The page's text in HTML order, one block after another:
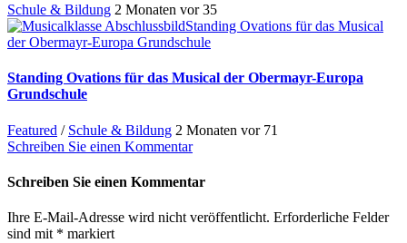
Schule & Bildung 2 Monaten vor 35
Standing Ovations für das Musical
der Obermayr-Europa Grundschule
Standing Ovations für das Musical der Obermayr-Europa
Grundschule
Featured / Schule & Bildung 2 Monaten vor 71
Schreiben Sie einen Kommentar
Schreiben Sie einen Kommentar
Ihre E-Mail-Adresse wird nicht veröffentlicht. Erforderliche Felder
sind mit * markiert